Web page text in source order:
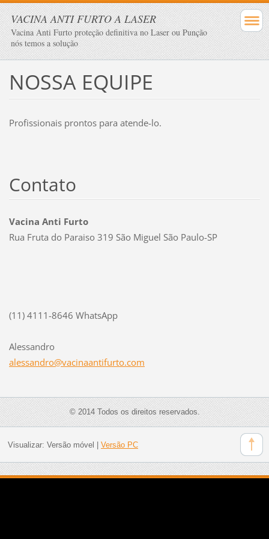
VACINA ANTI FURTO A LASER
Vacina Anti Furto proteção definitiva no Laser ou Punção
nós temos a solução
NOSSA EQUIPE
Profissionais prontos para atende-lo.
Contato
Vacina Anti Furto
Rua Fruta do Paraiso 319 São Miguel São Paulo-SP
(11) 4111-8646 WhatsApp
Alessandro
alessandro@vacinaantifurto.com
© 2014 Todos os direitos reservados.
Visualizar: Versão móvel Versão PC